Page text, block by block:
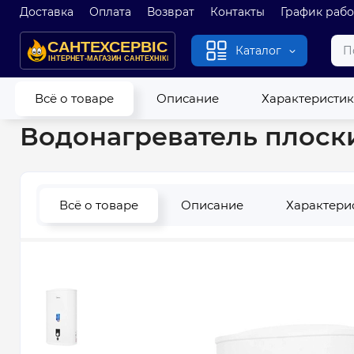
Доставка Оплата Возврат Контакты График
Каталог
Всё о товаре Описание
Главная Водонагреватели Бойлеры Бойлеры плоские
Водонагреватель
Всё о товаре Описание